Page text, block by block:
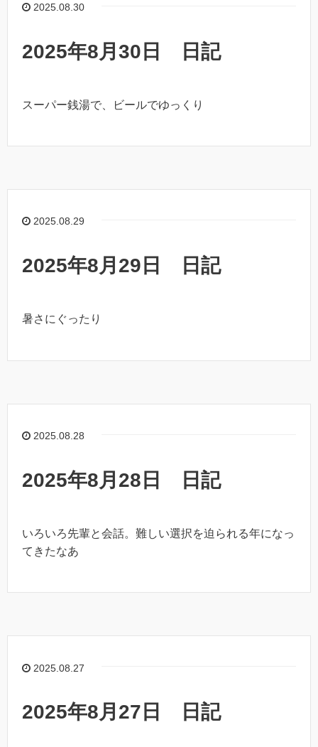
2025.08.30
2025年8月30日 日記
スーパー銭湯で、ビールでゆっくり
2025.08.29
2025年8月29日 日記
暑さにぐったり
2025.08.28
2025年8月28日 日記
いろいろ先輩と会話。難しい選択を迫られる年になっ
てきたなあ
2025.08.27
2025年8月27日 日記